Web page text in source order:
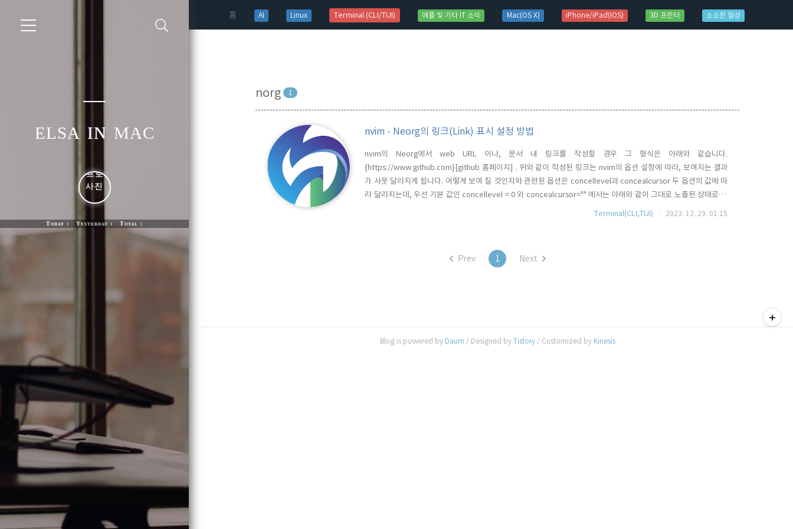
홈(current)
AI Linux Terminal (CLI/TUI) 애플 및 기타 IT 소식 Mac(OS X) iPhone/iPad(IOS) 3D 프린터 소소한 일상
elsa in mac
Today : Yesterday : Total :
norg 1
nvim - Neorg의 링크(Link) 표시 설정 방법
nvim의 Neorg에서 web URL 이나, 문서 내 링크를 작성할 경우 그 형식은 아래와 같습니다.
{https://www.github.com}[github 홈페이지] . 위와 같이 작성된 링크는 nvim의 옵션 설정에 따라, 보여지는 결과
가 사뭇 달라지게 됩니다. 어떻게 보여 질 것인지와 관련된 옵션은 concellevel과 concealcursor 두 옵션의 값에 따
라 달라지는데, 우선 기본 값인 concellevel = 0 와 concealcursor="" 에서는 아래와 같이 그대로 노출된 상태로 표
시가 됩니다. 다음, concellevel 만, 2로 변경을 하게 되면, 아래와 같이 커서라인이 해당 라인에 진입하면 소스링크
Terminal(CLI,TUI) 2023. 12. 29. 01:15
Prev 1 Next
Blog is powered by Daum / Designed by Tistory/ Customized by Kinesis